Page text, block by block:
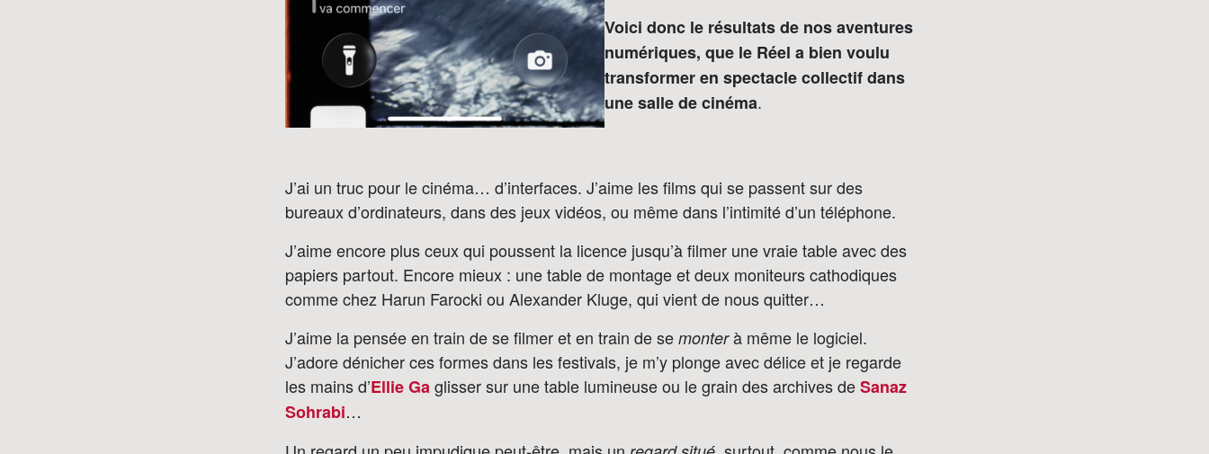
Voici donc le résultats de nos aventures
numériques, que le Réel a bien voulu
transformer en spectacle collectif dans
une salle de cinéma.
J’ai un truc pour le cinéma… d’interfaces. J’aime les films qui se passent sur des
bureaux d’ordinateurs, dans des jeux vidéos, ou même dans l’intimité d’un téléphone.
J’aime encore plus ceux qui poussent la licence jusqu’à filmer une vraie table avec des
papiers partout. Encore mieux : une table de montage et deux moniteurs cathodiques
comme chez Harun Farocki ou Alexander Kluge, qui vient de nous quitter…
J’aime la pensée en train de se filmer et en train de se monterà même le logiciel.
J’adore dénicher ces formes dans les festivals, je m’y plonge avec délice et je regarde
les mains d’Ellie Gaglisser sur une table lumineuse ou le grain des archives deSanaz
Sohrabi…